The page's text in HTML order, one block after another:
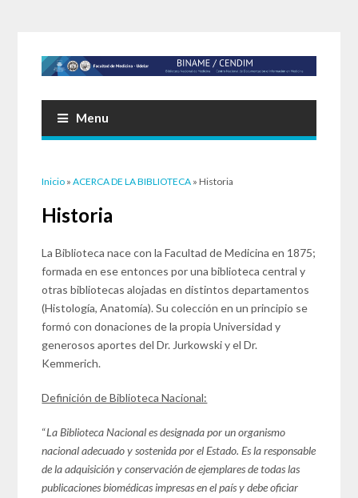
Menu
Usted está aquí
Inicio »ACERCA DE LA BIBLIOTECA » Historia
Historia
La Biblioteca nace con la Facultad de Medicina en 1875;
formada en ese entonces por una biblioteca central y
otras bibliotecas alojadas en distintos departamentos
(Histología, Anatomía). Su colección en un principio se
formó con donaciones de la propia Universidad y
generosos aportes del Dr. Jurkowski y el Dr.
Kemmerich.
Definición de Biblioteca Nacional:
“La Biblioteca Nacional es designada por un organismo
nacional adecuado y sostenida por el Estado. Es la responsable
de la adquisición y conservación de ejemplares de todas las
publicaciones biomédicas impresas en el país y debe oficiar